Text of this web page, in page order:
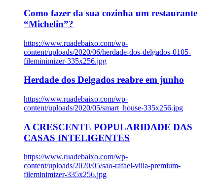
Como fazer da sua cozinha um restaurante
“Michelin”?
https://www.ruadebaixo.com/wp-
content/uploads/2020/06/herdade-dos-delgados-0105-
fileminimizer-335x256.jpg
Herdade dos Delgados reabre em junho
https://www.ruadebaixo.com/wp-
content/uploads/2020/05/smart_house-335x256.jpg
A CRESCENTE POPULARIDADE DAS
CASAS INTELIGENTES
https://www.ruadebaixo.com/wp-
content/uploads/2020/05/sao-rafael-villa-premium-
fileminimizer-335x256.jpg